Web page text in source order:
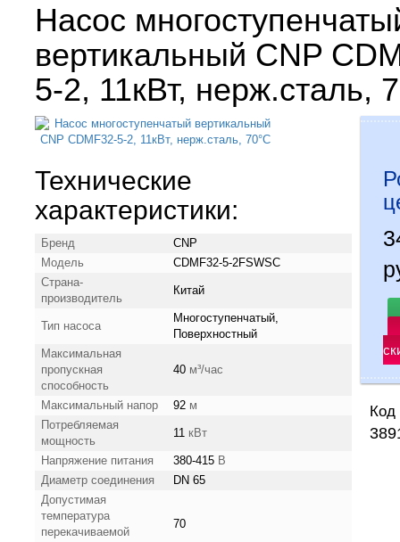
Насос
вертикальный CNP
5-2, 11кВт, нерж.сталь,
Технические
характеристики:
Бренд
CNP
Модель
CDMF32-5-2FSWSC
Страна-
производитель
Китай
Тип насоса
Многоступенчатый,
Поверхностный
Максимальная
пропускная
способность
40 м³/час
Максимальный напор 92 м
Потребляемая
мощность
11 кВт
Напряжение питания 380-415 В
Диаметр соединения
DN 65
Допустимая
температура
перекачиваемой
70
Код